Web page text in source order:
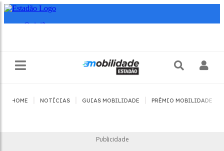
HOME NOTÍCIAS GUIAS MOBILIDADE PRÊMIO MOBILIDADE
Publicidade